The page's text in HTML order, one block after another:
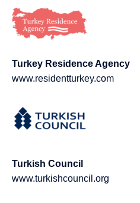
Turkey Residence Agency
www.residentturkey.com
Turkish Council
www.turkishcouncil.org